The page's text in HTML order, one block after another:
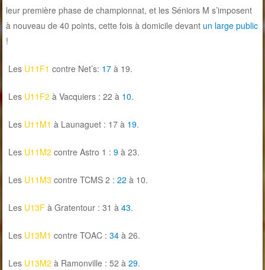
leur première phase de championnat, et les Séniors M s’imposent
à nouveau de 40 points, cette fois à domicile devant un large public
!
Les U11F1 contre Net’s: 17 à 19.
Les U11F2 à Vacquiers : 22 à 10.
Les U11M1 à Launaguet : 17 à 19.
Les U11M2 contre Astro 1 :9 à 23.
Les U11M3 contre TCMS 2 :22 à 10.
Les U13F à Gratentour : 31 à43.
Les U13M1 contre TOAC :34 à 26.
Les U13M2 à Ramonville : 52 à29.